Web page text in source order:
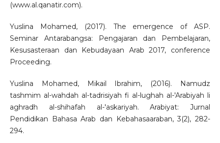
(www.al.qanatir.com).
Yuslina Mohamed, (2017). The emergence of ASP.
Seminar Antarabangsa: Pengajaran dan Pembelajaran,
Kesusasteraan dan Kebudayaan Arab 2017, conference
Proceeding.
Yuslina Mohamed, Mikail Ibrahim, (2016). Namudz
tashmim al-wahdah al-tadrisiyah fi al-lughah al-'Arabiyah li
aghradh al-shihafah al-'askariyah. Arabiyat: Jurnal
Pendidikan Bahasa Arab dan Kebahasaaraban, 3(2), 282-
294.